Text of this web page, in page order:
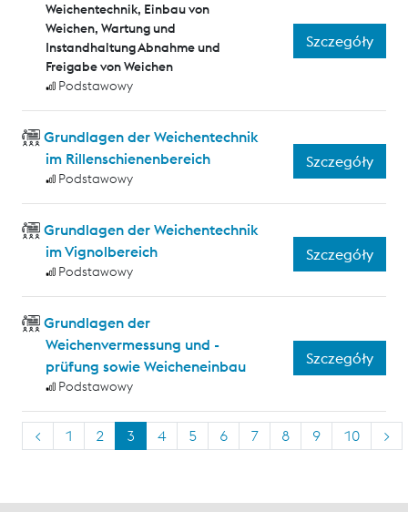
Weichentechnik, Einbau von
Weichen, Wartung und
Instandhaltung Abnahme und
Freigabe von Weichen
Podstawowy
Szczegóły
Grundlagen der Weichentechnik
im Rillenschienenbereich
Podstawowy
Szczegóły
Grundlagen der Weichentechnik
im Vignolbereich
Podstawowy
Szczegóły
Grundlagen der
Weichenvermessung und -
prüfung sowie Weicheneinbau
Podstawowy
Szczegóły
< 1 2 3 4 5 6 7 8 9 10 >